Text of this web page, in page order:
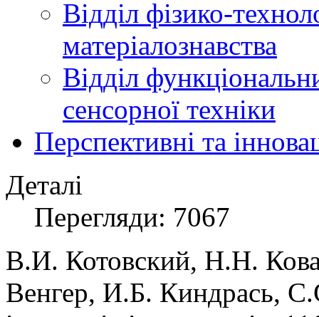
Відділ фізико-
матеріалознавства
Відділ
сенсорної техніки
Перспективні та
Деталі
Перегляди: 7067
В.И. Котовский, Н.Н.
Венгер, И.Б. Киндрась,